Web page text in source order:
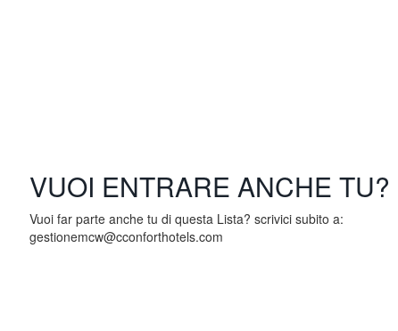
VUOI ENTRARE ANCHE TU?
Vuoi far parte anche tu di questa Lista? scrivici subito a:
gestionemcw@cconforthotels.com